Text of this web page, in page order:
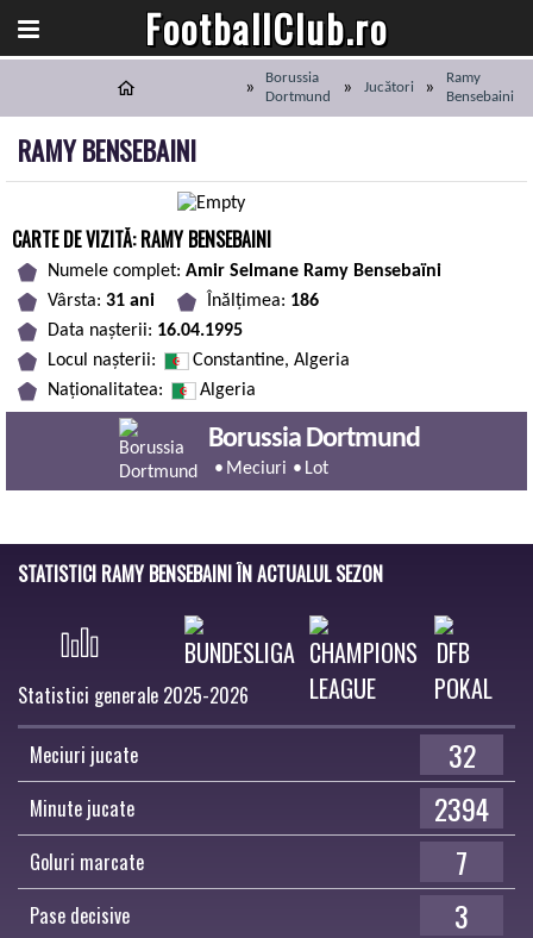
FootballClub.ro
Borussia
Dortmund
Jucători
Ramy
Bensebaini
RAMY BENSEBAINI
CARTE DE VIZITĂ: RAMY BENSEBAINI
Numele complet: Amir Selmane Ramy Bensebaïni
Vârsta: 31 ani Înălțimea: 186
Data nașterii: 16.04.1995
Locul nașterii:
Constantine, Algeria
Naționalitatea:
Algeria
Borussia Dortmund
Meciuri Lot
STATISTICI RAMY BENSEBAINI ÎN ACTUALUL SEZON
Statistici generale 2025-2026
Meciuri jucate 32
Minute jucate 2394
Goluri marcate 7
Pase decisive 3